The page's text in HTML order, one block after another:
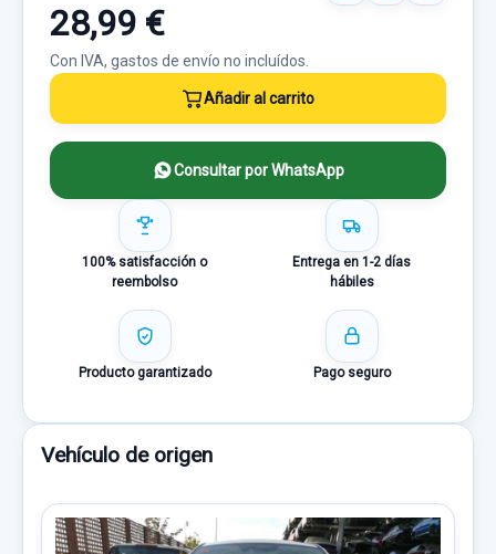
28,99 €
Con IVA, gastos de envío no incluídos.
Añadir al carrito
Consultar por WhatsApp
100% satisfacción o
reembolso
Entrega en 1-2 días
hábiles
Producto garantizado Pago seguro
Vehículo de origen